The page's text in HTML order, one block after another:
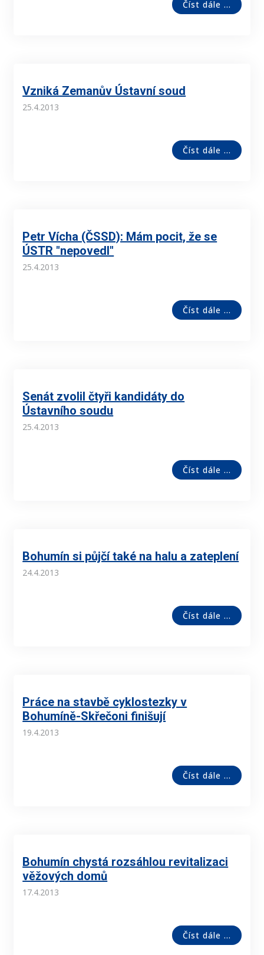
Číst dále ...
Vzniká Zemanův Ústavní soud
25.4.2013
Číst dále ...
Petr Vícha (ČSSD): Mám pocit, že se
ÚSTR "nepovedl"
25.4.2013
Číst dále ...
Senát zvolil čtyři kandidáty do
Ústavního soudu
25.4.2013
Číst dále ...
Bohumín si půjčí také na halu a zateplení
24.4.2013
Číst dále ...
Práce na stavbě cyklostezky v
Bohumíně-­Skřečoni finišují
19.4.2013
Číst dále ...
Bohumín chystá rozsáhlou revitalizaci
věžových domů
17.4.2013
Číst dále ...